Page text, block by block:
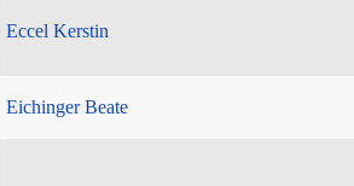
Eccel Kerstin
Eichinger Beate